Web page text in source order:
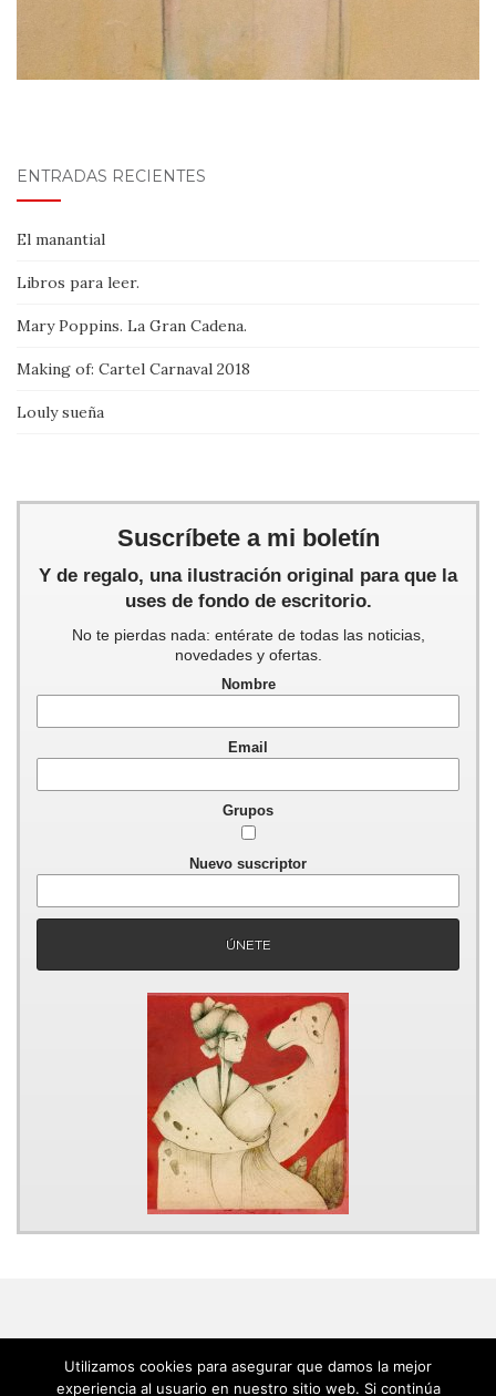
ENTRADAS RECIENTES
El manantial
Libros para leer.
Mary Poppins. La Gran Cadena.
Making of: Cartel Carnaval 2018
Louly sueña
Suscríbete a mi boletín
Y de regalo, una ilustración original para que la
uses de fondo de escritorio.
No te pierdas nada: entérate de todas las noticias,
novedades y ofertas.
Nombre
Email
Grupos
Nuevo suscriptor
Utilizamos cookies para asegurar que damos la mejor
experiencia al usuario en nuestro sitio web. Si continúa